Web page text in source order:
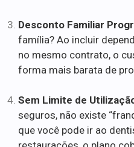
Desconto Familiar
família? Ao incluir
no mesmo contrato, o
forma mais barata de
Sem Limite de
seguros, não existe
que você pode ir ao